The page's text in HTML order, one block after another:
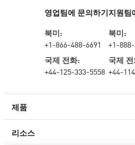
제품
리소스
영업팀에 문의하기
북미:
+1-866-488-6691
국제 전화:
+44-125-333-5558
지원팀
북미:
+1-
국제
+44-